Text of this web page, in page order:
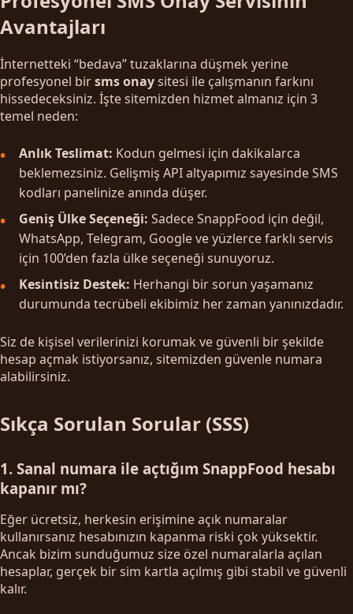
Avantajları
İnternetteki “bedava” tuzaklarına düşmek yerine
profesyonel birsms onaysitesi ile çalışmanın farkını
hissedeceksiniz. İşte sitemizden hizmet almanız için 3
temel neden:
Anlık Teslimat: Kodun gelmesi için dakikalarca
beklemezsiniz. Gelişmiş API altyapımız sayesinde SMS
kodları panelinize anında düşer.
Geniş Ülke Seçeneği: Sadece SnappFood için değil,
WhatsApp, Telegram, Google ve yüzlerce farklı servis
için 100’den fazla ülke seçeneği sunuyoruz.
Kesintisiz Destek: Herhangi bir sorun yaşamanız
durumunda tecrübeli ekibimiz her zaman yanınızdadır.
Siz de kişisel verilerinizi korumak ve güvenli bir şekilde
hesap açmak istiyorsanız, sitemizden güvenle numara
alabilirsiniz.
Sıkça Sorulan Sorular (SSS)
1. Sanal numara ile açtığım SnappFood hesabı
kapanır mı?
Eğer ücretsiz, herkesin erişimine açık numaralar
kullanırsanız hesabınızın kapanma riski çok yüksektir.
Ancak bizim sunduğumuz size özel numaralarla açılan
hesaplar, gerçek bir sim kartla açılmış gibi stabil ve güvenli
kalır.